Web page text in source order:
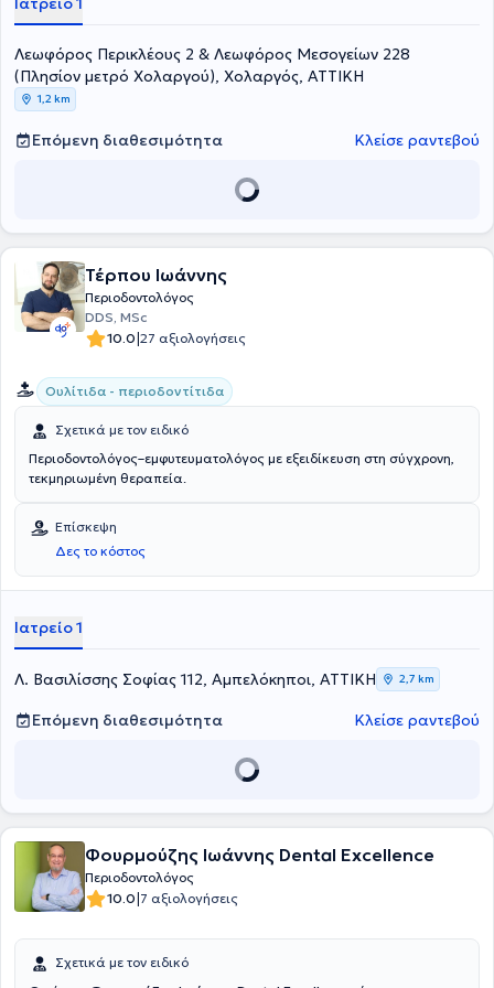
υπηρεσιών υψηλού επιπέδου στον τομέα της Περιοδοντολογίας και
προβλημάτων της στοματικής κοιλότητας. Εξυπηρετεί όλες τις
οδοντιατρικές ανάγκες με εσωτερικούς και εξωτερικούς
συνεργάτες που στοχεύουν στη λειτουργική και αισθητική
αποκατάσταση του στόματος.
Λεωφόρος Περικλέους 2 & Λεωφόρος Μεσογείων 228
(Πλησίον μετρό Χολαργού), Χολαργός, ΑΤΤΙΚΗ
1,2 km
Επόμενη διαθεσιμότητα Κλείσε ραντεβού
Τέρπου Ιωάννης
Περιοδοντολόγος
DDS, MSc
10.0|27 αξιολογήσεις
Ουλίτιδα - περιοδοντίτιδα
Σχετικά με τον ειδικό
Περιοδοντολόγος–εμφυτευματολόγος με εξειδίκευση στη σύγχρονη,
τεκμηριωμένη θεραπεία.
Επίσκεψη
Δες το κόστος
Ιατρείο 1
Λ. Βασιλίσσης Σοφίας 112, Αμπελόκηποι, ΑΤΤΙΚΗ 2,7 km
Επόμενη διαθεσιμότητα Κλείσε ραντεβού
Φουρμούζης Ιωάννης Dental Excellence
Περιοδοντολόγος
10.0|7 αξιολογήσεις
Σχετικά με τον ειδικό